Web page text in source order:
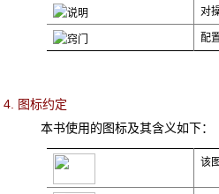
对
配
4. 图标约定
本书使用的图标及其含义如下：
该